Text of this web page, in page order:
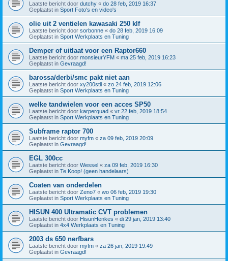
Laatste bericht door dutchy « do 28 feb, 2019 16:37
Geplaatst in Sport Foto's en video's
olie uit 2 ventielen kawasaki 250 klf
Laatste bericht door sorbonne « do 28 feb, 2019 16:09
Geplaatst in Sport Werkplaats en Tuning
Demper of uitlaat voor een Raptor660
Laatste bericht door monsieurYFM « ma 25 feb, 2019 16:23
Geplaatst in Gevraagd!
barossa/derbi/smc pakt niet aan
Laatste bericht door xy200stii « zo 24 feb, 2019 12:06
Geplaatst in Sport Werkplaats en Tuning
welke tandwielen voor een acces SP50
Laatste bericht door karperquad « vr 22 feb, 2019 18:54
Geplaatst in Sport Werkplaats en Tuning
Subframe raptor 700
Laatste bericht door myfm « za 09 feb, 2019 20:09
Geplaatst in Gevraagd!
EGL 300cc
Laatste bericht door Wessel « za 09 feb, 2019 16:30
Geplaatst in Te Koop! (geen handelaars)
Coaten van onderdelen
Laatste bericht door Zeno7 « wo 06 feb, 2019 19:30
Geplaatst in Sport Werkplaats en Tuning
HISUN 400 Ultramatic CVT problemen
Laatste bericht door HisunHenkes « di 29 jan, 2019 13:40
Geplaatst in 4x4 Werkplaats en Tuning
2003 ds 650 nerfbars
Laatste bericht door myfm « za 26 jan, 2019 19:49
Geplaatst in Gevraagd!